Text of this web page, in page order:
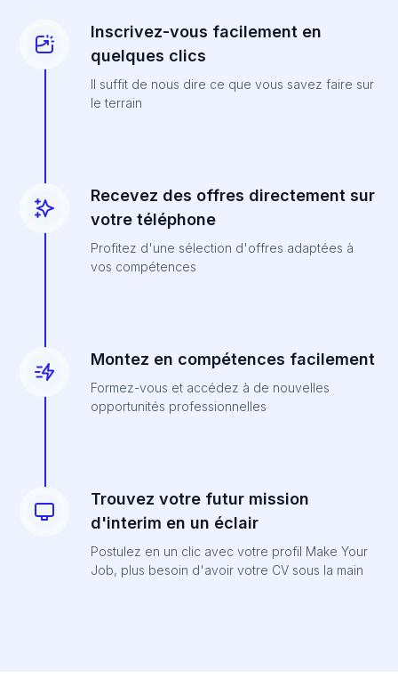
Inscrivez-vous facilement en
quelques clics
Il suffit de nous dire ce que vous savez faire sur
le terrain
Recevez des offres directement sur
votre téléphone
Profitez d'une sélection d'offres adaptées à
vos compétences
Montez en compétences facilement
Formez-vous et accédez à de nouvelles
opportunités professionnelles
Trouvez votre futur mission
d'interim en un éclair
Postulez en un clic avec votre profil Make Your
Job, plus besoin d'avoir votre CV sous la main